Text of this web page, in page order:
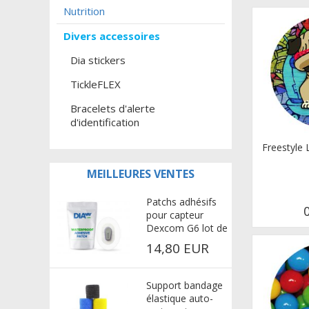
Freestyle
Nutrition
Divers accessoires
Dia stickers
TickleFLEX
Bracelets d'alerte
d'identification
MEILLEURES VENTES
Patchs adhésifs
pour capteur
Dexcom G6 lot de
25x - adhésif extra
fort
14,80 EUR
Support bandage
élastique auto-